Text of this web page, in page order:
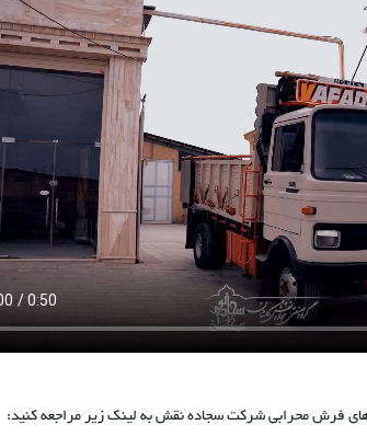
فرش محرابی شرکت سجاده نقش به لینک زیر مراجعه کنید: